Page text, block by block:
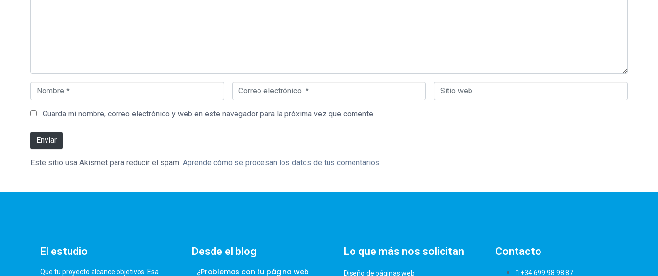
Nombre * Correo electrónico * Sitio web
Guarda mi nombre, correo electrónico y web en este navegador para la próxima vez que comente.
Enviar
Este sitio usa Akismet para reducir el spam. Aprende cómo se procesan los datos de tus comentarios.
El estudio
Que tu proyecto alcance objetivos. Esa
Desde el blog
¿Problemas con tu página web
Lo que más nos solicitan
Diseño de páginas web
Contacto
+34 699 98 98 87